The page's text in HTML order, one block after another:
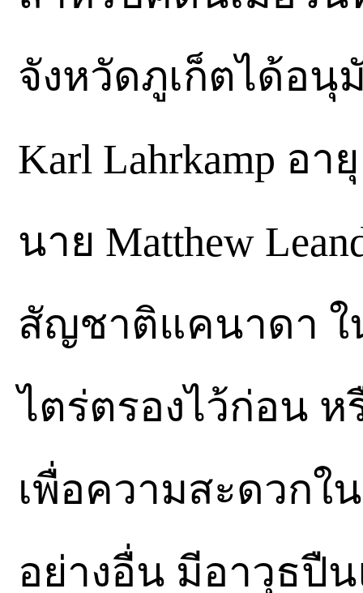
จังหวัดภูเก็ตได้อนุ
Karl Lahrkamp อ
นาย Matthew
สัญชาติแคนาดา
ไตร่ตรองไว้ก่อน ห
เพื่อความสะดวกใ
อย่างอื่น มีอาวุธปื